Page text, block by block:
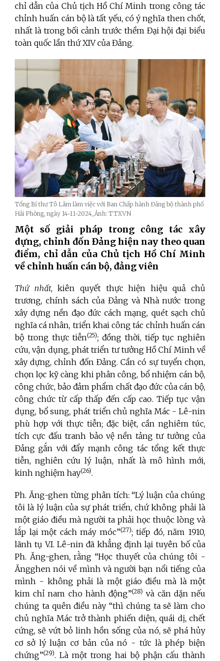
chỉ dẫn của Chủ tịch Hồ Chí Minh trong công tác
chỉnh huấn cán bộ là tất yếu, có ý nghĩa then chốt,
nhất là trong bối cảnh trước thềm Đại hội đại biểu
toàn quốc lần thứ XIV của Đảng.
Tổng Bí thư Tô Lâm làm việc với Ban Chấp hành Đảng bộ thành phố
Hải Phòng, ngày 14-11-2024_Ảnh: TTXVN
Một số giải pháp trong công tác xây
dựng, chỉnh đốn Đảng hiện nay theo quan
điểm, chỉ dẫn của Chủ tịch Hồ Chí Minh
về chỉnh huấn cán bộ, đảng viên
Thứ nhất, kiên quyết thực hiện hiệu quả chủ
trương, chính sách của Đảng và Nhà nước trong
xây dựng nền đạo đức cách mạng, quét sạch chủ
nghĩa cá nhân, triển khai công tác chỉnh huấn cán
bộ trong thực tiễn(25); đồng thời, tiếp tục nghiên
cứu, vận dụng, phát triển tư tưởng Hồ Chí Minh về
xây dựng, chỉnh đốn Đảng. Cần có sự tuyển chọn,
chọn lọc kỹ càng khi phân công, bổ nhiệm cán bộ,
công chức, bảo đảm phẩm chất đạo đức của cán bộ,
công chức từ cấp thấp đến cấp cao. Tiếp tục vận
dụng, bổ sung, phát triển chủ nghĩa Mác - Lê-nin
phù hợp với thực tiễn; đặc biệt, cần nghiêm túc,
tích cực đấu tranh bảo vệ nền tảng tư tưởng của
Đảng gắn với đẩy mạnh công tác tổng kết thực
tiễn, nghiên cứu lý luận, nhất là mô hình mới,
kinh nghiệm hay(26).
Ph. Ăng-ghen từng phân tích: “Lý luận của chúng
tôi là lý luận của sự phát triển, chứ không phải là
một giáo điều mà người ta phải học thuộc lòng và
lắp lại một cách máy móc”(27); tiếp đó, năm 1910,
lãnh tụ V.I. Lê-nin đã khẳng định lại tuyên bố của
Ph. Ăng-ghen, rằng “Học thuyết của chúng tôi -
Ăngghen nói về mình và người bạn nổi tiếng của
mình - không phải là một giáo điều mà là một
kim chỉ nam cho hành động”(28) và căn dặn nếu
chúng ta quên điều này “thì chúng ta sẽ làm cho
chủ nghĩa Mác trở thành phiến diện, quái dị, chết
cứng, sẽ vứt bỏ linh hồn sống của nó, sẽ phá hủy
cơ sở lý luận cơ bản của nó - tức là phép biện
chứng”(29). Là một trong hai bộ phận cấu thành